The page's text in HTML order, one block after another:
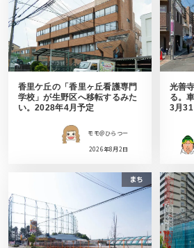
香里ケ丘の「香里ヶ丘看護専門
学校」が生野区へ移転するみた
い。2028年4月予定
モモ＠ひらつー
2026年8月2日
光善
る。
3月
まち